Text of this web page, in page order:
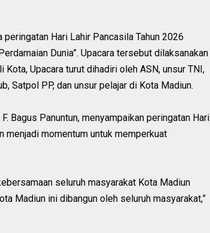
Hari Lahir Pancasila Tahun 2026
Dunia”. Upacara tersebut dilaksanakan
Upacara turut dihadiri oleh ASN, unsur TNI,
Satpol PP, dan unsur pelajar di Kota Madiun.
Bagus Panuntun, menyampaikan peringatan Hari
menjadi momentum untuk memperkuat
seluruh masyarakat Kota Madiun
Madiun ini dibangun oleh seluruh masyarakat,”